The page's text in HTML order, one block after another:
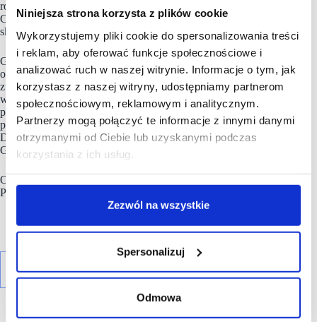
Niniejsza strona korzysta z plików cookie
Wykorzystujemy pliki cookie do spersonalizowania treści
i reklam, aby oferować funkcje społecznościowe i
analizować ruch w naszej witrynie. Informacje o tym, jak
korzystasz z naszej witryny, udostępniamy partnerom
społecznościowym, reklamowym i analitycznym.
Partnerzy mogą połączyć te informacje z innymi danymi
otrzymanymi od Ciebie lub uzyskanymi podczas
korzystania z ich usług.
Zezwól na wszystkie
Spersonalizuj
Odmowa
robienie zakupów przez całą dobę w dowolny dzień tygodnia.
Cała sieć na koniec grudnia 2025 r. obejmowała 12 339
sklepów.
Grupa dysponuje również zaawansowaną, stale rozwijaną
ofertą cyfrową. Należąca do niej marka Maczfit, powstała
z myślą o osobach szukających zdrowej i jednocześnie
wygodnej diety, dostarcza restauracyjnej jakości gotowe posiłki
prosto do domu klienta. Platforma Dietly to z kolei wiodąca
porównywarka dostawców cateringu dietetycznego.
Działalność w zakresie internetowych zakupów spożywczych
Grupa realizuje zaś za pośrednictwem marek Jush! i Delio.
Od października 2024 r. akcje
Papierów Wartościowych w Warszawie.